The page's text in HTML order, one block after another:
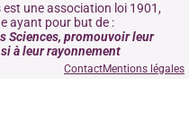
est une association loi 1901,
ayant pour but de :
Sciences, promouvoir leur
à leur rayonnement
ContactMentions légales